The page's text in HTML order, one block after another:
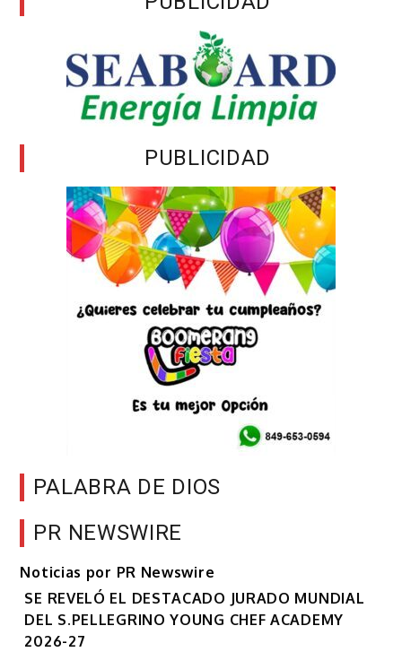
PUBLICIDAD
PALABRA DE DIOS
PR NEWSWIRE
Noticias por PR Newswire
SE REVELÓ EL DESTACADO JURADO MUNDIAL
DEL S.PELLEGRINO YOUNG CHEF ACADEMY
2026-27